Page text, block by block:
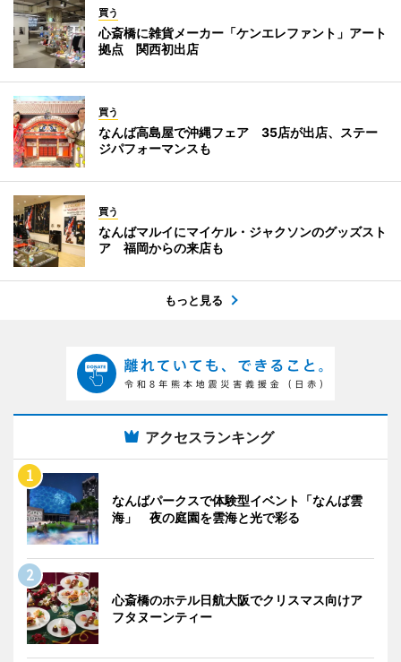
買う
心斎橋に雑貨メーカー「ケンエレファント」アート
拠点 関西初出店
買う
なんば高島屋で沖縄フェア 35店が出店、ステー
ジパフォーマンスも
買う
なんばマルイにマイケル・ジャクソンのグッズスト
ア 福岡からの来店も
もっと見る
アクセスランキング
なんばパークスで体験型イベント「なんば雲
海」 夜の庭園を雲海と光で彩る
心斎橋のホテル日航大阪でクリスマス向けア
フタヌーンティー